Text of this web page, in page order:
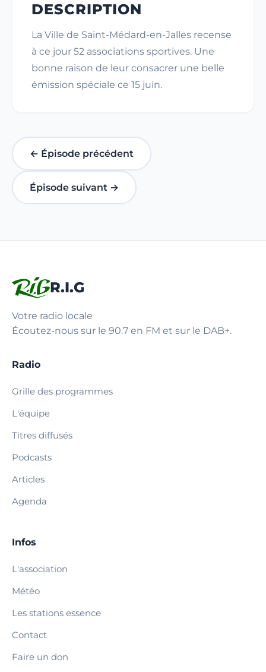
DESCRIPTION
La Ville de Saint-Médard-en-Jalles recense
à ce jour 52 associations sportives. Une
bonne raison de leur consacrer une belle
émission spéciale ce 15 juin.
← Épisode précédent
Épisode suivant →
R.I.G
Votre radio locale
Écoutez-nous sur le 90.7 en FM et sur le DAB+.
Radio
Grille des programmes
L'équipe
Titres diffusés
Podcasts
Articles
Agenda
Infos
L'association
Météo
Les stations essence
Contact
Faire un don